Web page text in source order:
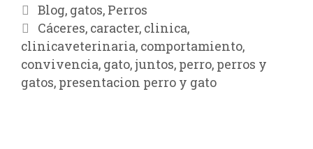
Blog, gatos, Perros
Cáceres, caracter, clinica,
clinicaveterinaria, comportamiento,
convivencia, gato,juntos, perro, perros y
gatos, presentacion perro y gato